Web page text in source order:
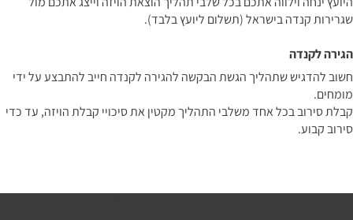
שגרירות קנדה בישראל (תשלום ליועץ בלבד).
הגירה לקנדה
חשוב להדגיש שתהליך הגשת הבקשה להגירה לקנדה חייב להתבצע על ידי
מומחים.
קבלת סירוב בכל אחד משלבי התהליך מקטין את סיכויי קבלת הויזה, עד כדי
סירוב קבוע.